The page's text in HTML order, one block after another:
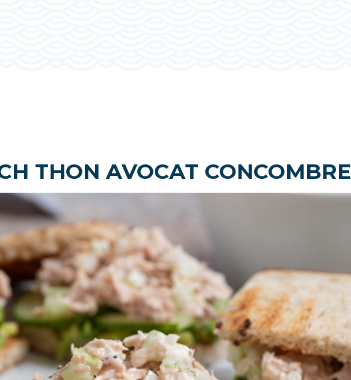
THON AVOCAT CONCOMBRE